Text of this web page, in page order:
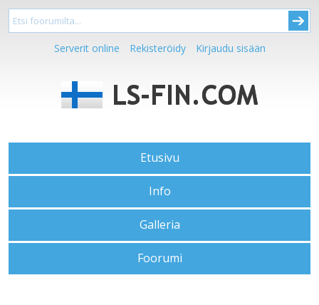
Serverit online Rekisteröidy Kirjaudu sisään
Etusivu
Info
Galleria
Foorumi